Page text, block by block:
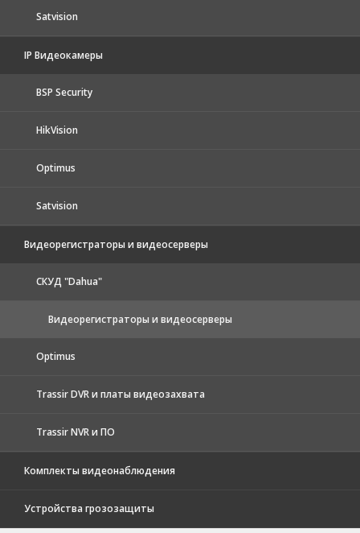
Satvision
IP Видеокамеры
BSP Security
HikVision
Optimus
Satvision
Видеорегистраторы и видеосерверы
CКУД "Dahua"
Видеорегистраторы и видеосерверы
Optimus
Trassir DVR и платы видеозахвата
Trassir NVR и ПО
Комплекты видеонаблюдения
Устройства грозозащиты